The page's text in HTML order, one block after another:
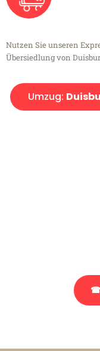
Nutzen Sie unseren
Übersiedlung von
Umzug:
☎